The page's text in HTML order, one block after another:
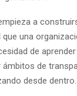
a
una
de
de
desde dentro.